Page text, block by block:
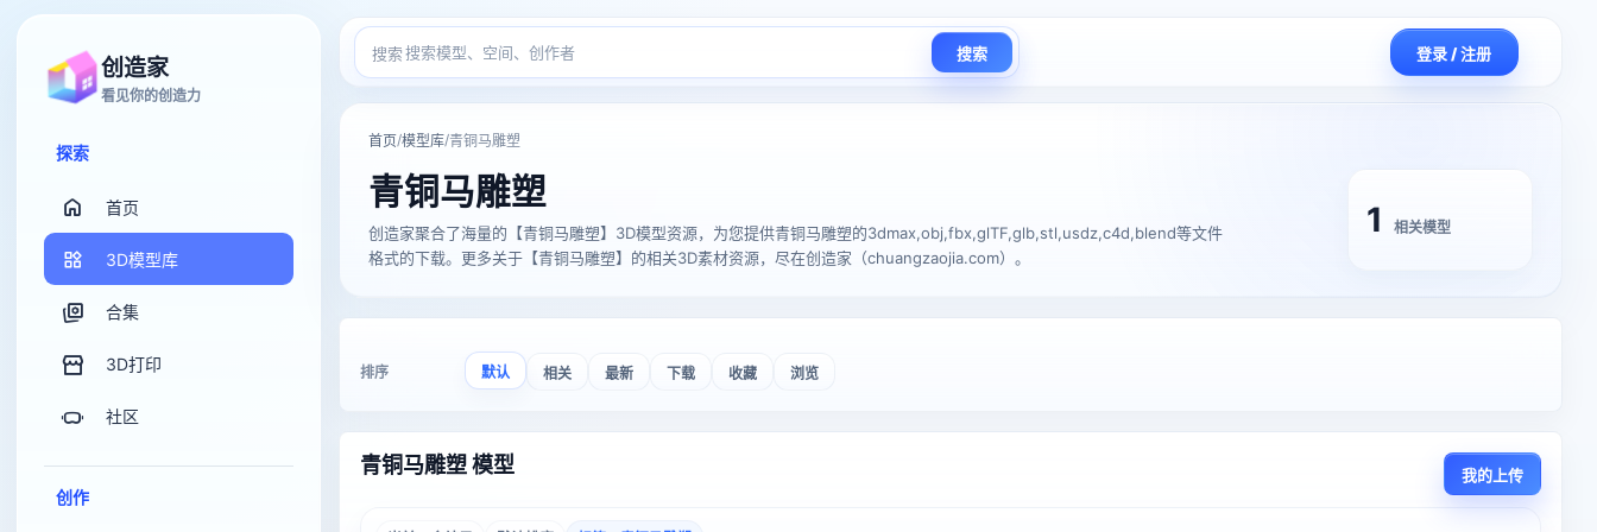
创造家
看见你的创造力
探索
首页
3D模型库
合集
3D打印
社区
创作
搜索 搜索 登录 / 注册
首页/模型库/青铜马雕塑
青铜马雕塑
创造家聚合了海量的【青铜马雕塑】3D模型资源，为您提供青铜马雕塑的3dmax,obj,fbx,glTF,glb,stl,usdz,c4d,blend等文件
格式的下载。更多关于【青铜马雕塑】的相关3D素材资源，尽在创造家（chuangzaojia.com）。
1 相关模型
排序 默认 相关 最新 下载 收藏 浏览
青铜马雕塑 模型 我的上传